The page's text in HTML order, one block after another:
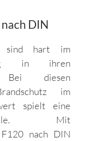
DIN
sind hart im
in ihren
Bei diesen
im
spielt eine
Mit
F120 nach DIN